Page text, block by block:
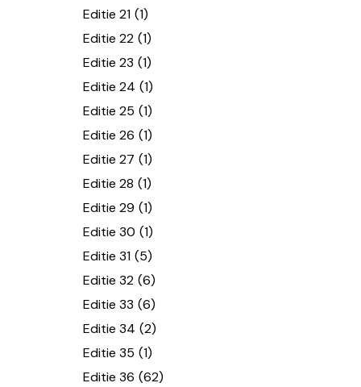
Editie 21 (1)
Editie 22 (1)
Editie 23 (1)
Editie 24 (1)
Editie 25 (1)
Editie 26 (1)
Editie 27 (1)
Editie 28 (1)
Editie 29 (1)
Editie 30 (1)
Editie 31 (5)
Editie 32 (6)
Editie 33 (6)
Editie 34 (2)
Editie 35 (1)
Editie 36 (62)